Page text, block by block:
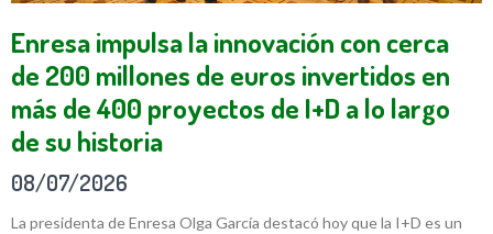
Enresa impulsa la innovación con cerca
de 200 millones de euros invertidos en
más de 400 proyectos de I+D a lo largo
de su historia
08/07/2026
La presidenta de Enresa Olga García destacó hoy que la I+D es un